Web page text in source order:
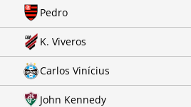
Pedro
K. Viveros
Carlos Vinícius
John Kennedy